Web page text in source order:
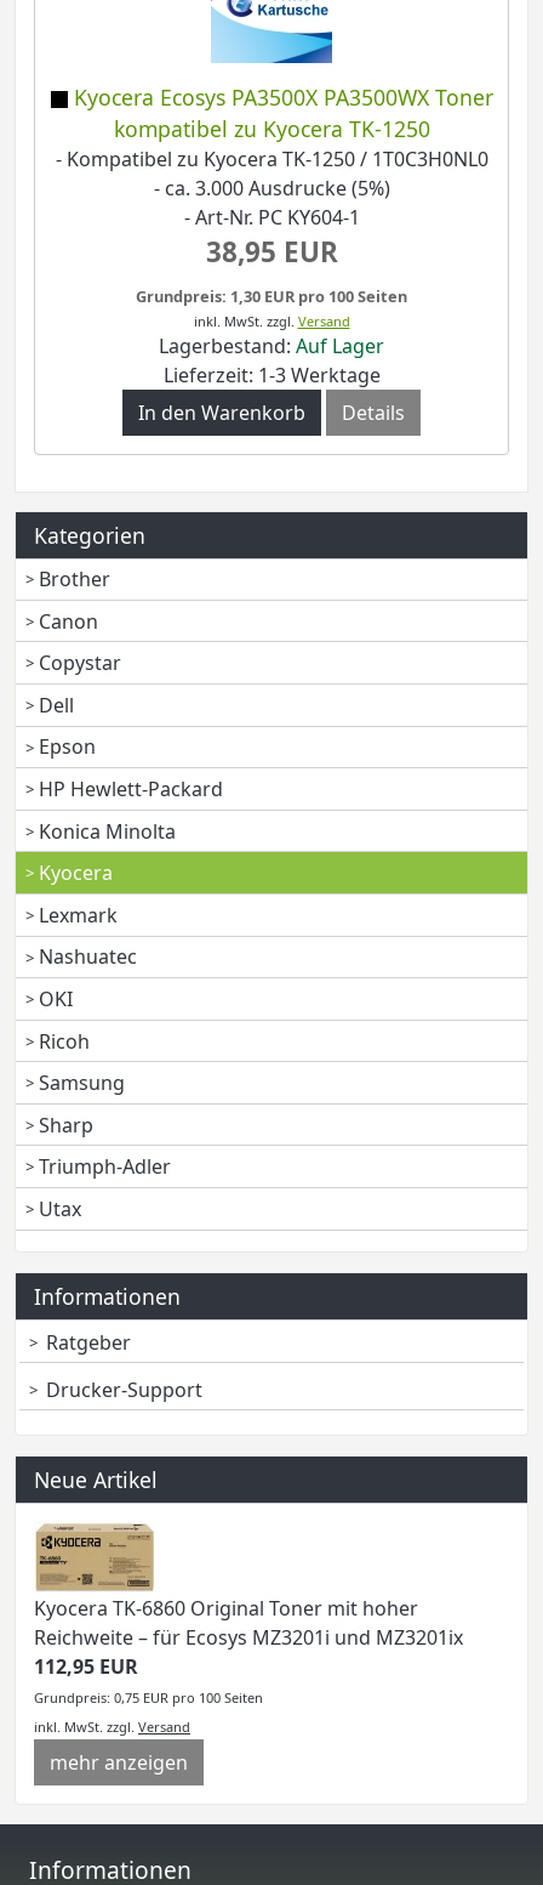
Kyocera Ecosys PA3500X PA3500WX Toner
kompatibel zu Kyocera TK-1250
- Kompatibel zu Kyocera TK-1250 / 1T0C3H0NL0
- ca. 3.000 Ausdrucke (5%)
- Art-Nr. PC KY604-1
38,95 EUR
Grundpreis: 1,30 EUR pro 100 Seiten
inkl. MwSt. zzgl. Versand
Lagerbestand: Auf Lager
Lieferzeit: 1-3 Werktage
In den Warenkorb
Details
Kategorien
Brother
Canon
Copystar
Dell
Epson
HP Hewlett-Packard
Konica Minolta
Kyocera
Lexmark
Nashuatec
OKI
Ricoh
Samsung
Sharp
Triumph-Adler
Utax
Informationen
Ratgeber
Drucker-Support
Neue Artikel
Kyocera TK-6860 Original Toner mit hoher
Reichweite – für Ecosys MZ3201i und MZ3201ix
112,95 EUR
Grundpreis: 0,75 EUR pro 100 Seiten
inkl. MwSt. zzgl. Versand
mehr anzeigen
Informationen